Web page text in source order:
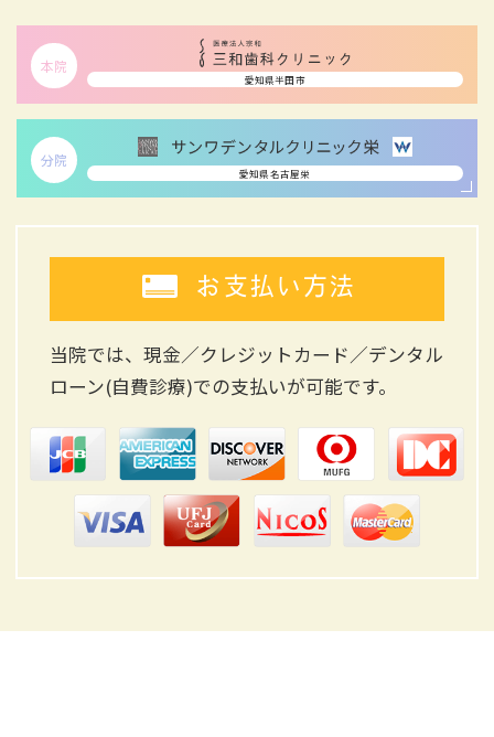
本院
愛知県半田市
分院
愛知県名古屋栄
お支払い方法
当院では、現金／クレジットカード／デンタル
ローン(自費診療)での支払いが可能です。